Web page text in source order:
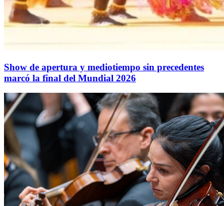
Show de apertura y mediotiempo sin precedentes
marcó la final del Mundial 2026